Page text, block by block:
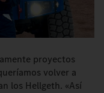
proyectos
volver a
los Hellgeth. «Así